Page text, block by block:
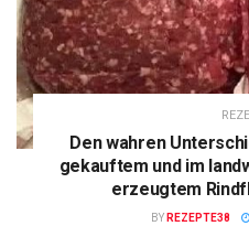
Den wahren
gekauftem und im
erzeugtem
BY REZEPTE38